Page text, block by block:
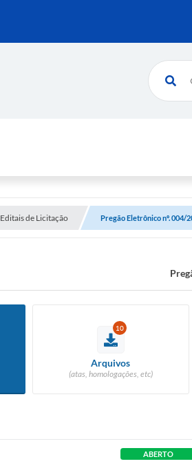
O que
Editais de Licitação Pregão Eletrônico nº. 004/
10
Arquivos
(atas, homologações, etc)
ABERTO